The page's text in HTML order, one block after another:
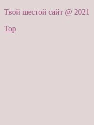
Твой шестой сайт @ 2021
Top